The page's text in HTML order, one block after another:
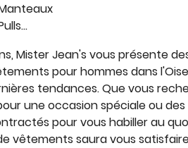
Mister Jean's vous présente
pour hommes dans
tendances. Que vous
une occasion spéciale ou des
pour vous habiller au
vêtements saura vous